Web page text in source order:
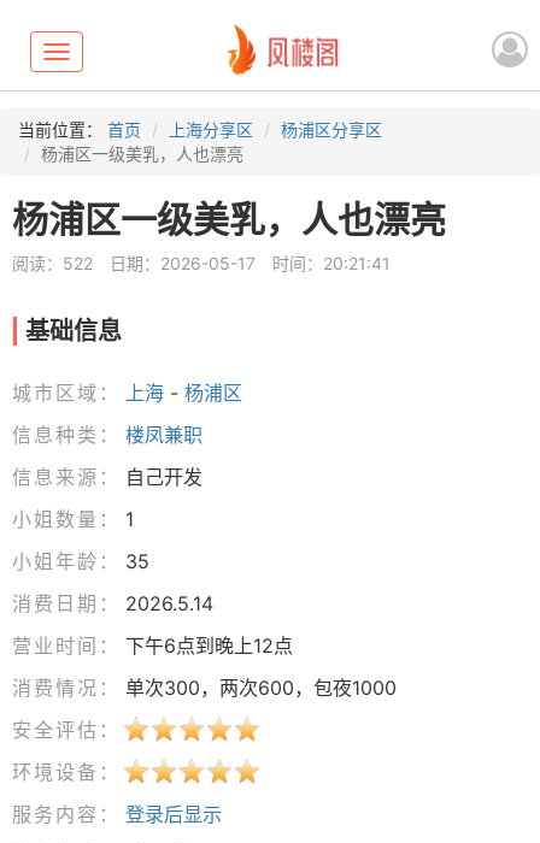
Toggle
navigation
当前位置： 首页 上海分享区
杨浦区分享区
杨浦区一级美乳，人也漂亮
杨浦区一级美乳，人也漂亮
阅读：522 日期：2026-05-17 时间：20:21:41
基础信息
城市区域： 上海 - 杨浦区
信息种类：
楼凤兼职
信息来源：
自己开发
小姐数量：
1
小姐年龄：
35
消费日期：
2026.5.14
营业时间：
下午6点到晚上12点
消费情况：
单次300，两次600，包夜1000
安全评估：
环境设备：
服务内容：
登录后显示